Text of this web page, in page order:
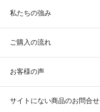
私たちの強み
ご購入の流れ
お客様の声
サイトにない商品のお問合せ